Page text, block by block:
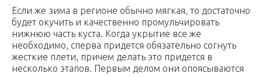
Если же зима в регионе обычно мягкая, то достаточно
будет окучить и качественно промульчировать
нижнюю часть куста. Когда укрытие все же
необходимо, сперва придется обязательно согнуть
жесткие плети, причем делать это придется в
несколько этапов. Первым делом они опоясываются